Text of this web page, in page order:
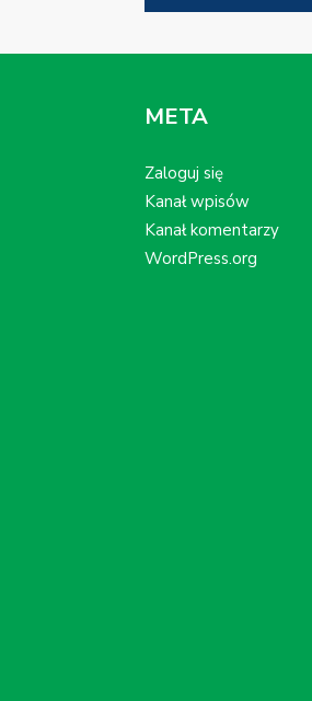
META
Zaloguj się
Kanał wpisów
Kanał komentarzy
WordPress.org